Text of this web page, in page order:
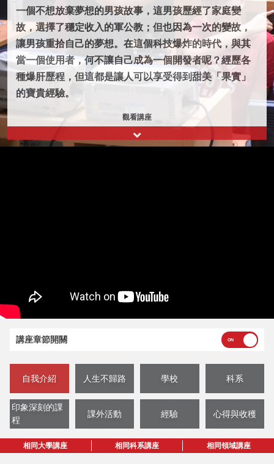
一個不想放棄夢想的男孩故事，這男孩歷經了家庭變
故，選擇了穩定收入的軍公教；但也因為一次的變故，
讓男孩重拾自己的夢想。在這個科技爆炸的時代，與其
當一個使用者，何不讓自己成為一個開發者呢？經歷各
種爆肝歷程，但這都是讓人可以享受得到甜美「果實」
的寶貴經驗。
觀看講座
講座章節開關
自我介紹 人生不歸路 學校 科系
印象深刻的課
程
課外活動 經驗 心得與收穫
相同大學講座 相同科系講座 相同領域講座